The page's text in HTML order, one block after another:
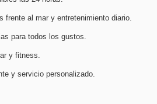
frente al mar y entretenimiento diario.
para todos los gustos.
y fitness.
y servicio personalizado.